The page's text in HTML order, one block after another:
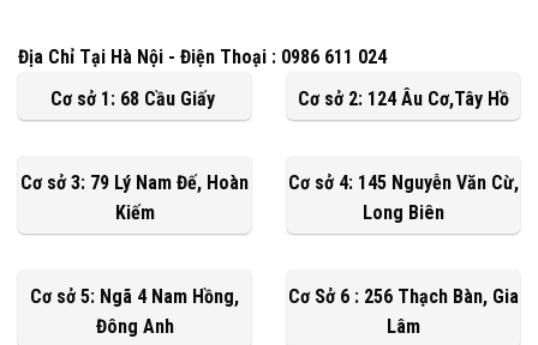
Địa Chỉ Tại Hà Nội - Điện Thoại : 0986 611 024
Cơ sở 1: 68 Cầu Giấy
Cơ sở 2: 124 Âu Cơ,Tây Hồ
Cơ sở 3: 79 Lý Nam Đế, Hoàn
Kiếm
Cơ sở 4: 145 Nguyễn Văn Cừ,
Long Biên
Cơ sở 5: Ngã 4 Nam Hồng,
Đông Anh
Cơ Sở 6 : 256 Thạch Bàn, Gia
Lâm